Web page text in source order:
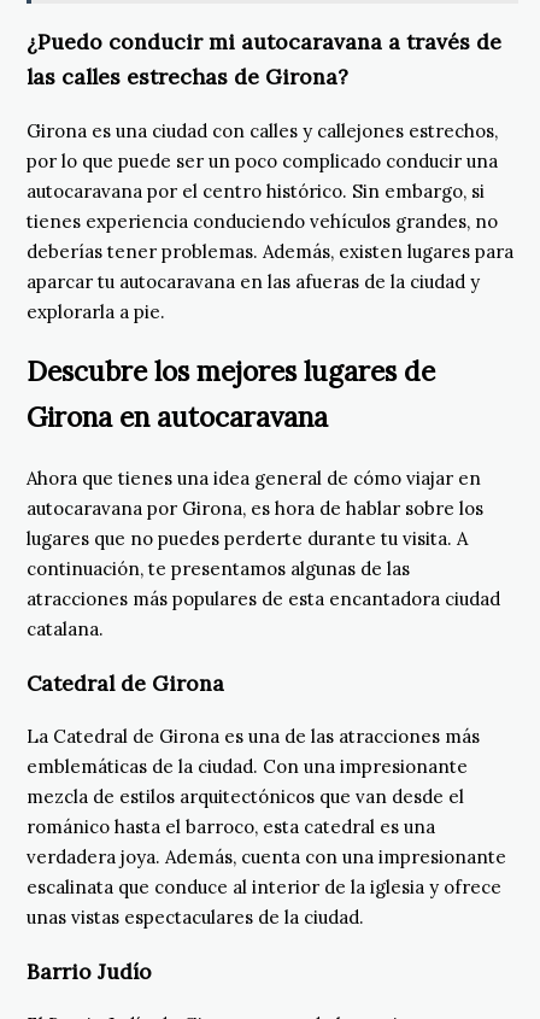
¿Puedo conducir mi autocaravana a través de
las calles estrechas de Girona?
Girona es una ciudad con calles y callejones estrechos,
por lo que puede ser un poco complicado conducir una
autocaravana por el centro histórico. Sin embargo, si
tienes experiencia conduciendo vehículos grandes, no
deberías tener problemas. Además, existen lugares para
aparcar tu autocaravana en las afueras de la ciudad y
explorarla a pie.
Descubre los mejores lugares de
Girona en autocaravana
Ahora que tienes una idea general de cómo viajar en
autocaravana por Girona, es hora de hablar sobre los
lugares que no puedes perderte durante tu visita. A
continuación, te presentamos algunas de las
atracciones más populares de esta encantadora ciudad
catalana.
Catedral de Girona
La Catedral de Girona es una de las atracciones más
emblemáticas de la ciudad. Con una impresionante
mezcla de estilos arquitectónicos que van desde el
románico hasta el barroco, esta catedral es una
verdadera joya. Además, cuenta con una impresionante
escalinata que conduce al interior de la iglesia y ofrece
unas vistas espectaculares de la ciudad.
Barrio Judío